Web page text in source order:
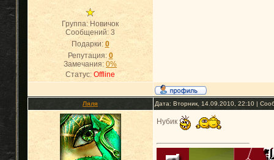
Группа: Новичок
Сообщений: 3
Подарки: 0
Репутация: 0
Замечания: 0%
Статус: Offline
Ляля Дата: Вторник, 14.09.2010, 22:10 |
Нубик